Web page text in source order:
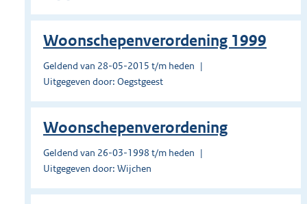
Woonschepenverordening 1999
Geldend van 28-05-2015 t/m heden
Uitgegeven door: Oegstgeest
Woonschepenverordening
Geldend van 26-03-1998 t/m heden
Uitgegeven door: Wijchen